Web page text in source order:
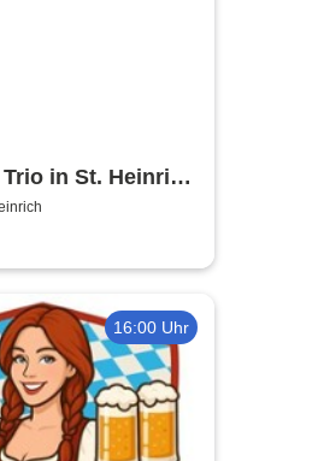
in St. Heinrich
16:00 Uhr